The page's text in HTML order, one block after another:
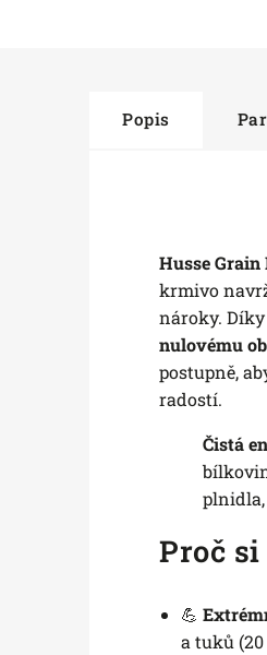
Popis
Husse Grain
krmivo
nároky.
nulovému
postupně,
radostí.
Čistá
Proč
💪
a tuků